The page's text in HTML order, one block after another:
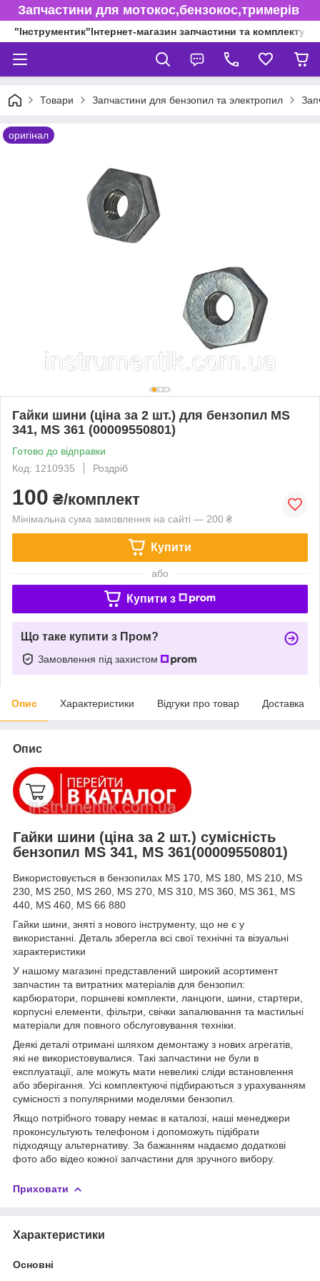
Запчастини для мотокос,бензокос,тримерів
"Інструментик"Інтернет-магазин запчастини та
Товари Запчастини для бензопил та электропил
оригінал
Гайки шини (ціна за 2 шт.) для бензопил MS
341, MS 361 (00009550801)
Готово до відправки
Код: 1210935
Роздріб
100 ₴/комплект
Мінімальна сума замовлення на сайті — 200 ₴
Купити
або
Купити з
Що таке купити з Пром?
Замовлення під захистом
Опис Характеристики Відгуки про товар Доставка
Опис
Гайки шини (ціна за 2 шт.) сумісність
бензопил MS 341, MS 361(00009550801)
Використовується в бензопилах MS 170, MS 180, MS 210, MS
230, MS 250, MS 260, MS 270, MS 310, MS 360, MS 361, MS
440, MS 460, MS 66 880
Гайки шини, зняті з нового інструменту, що не є у
використанні. Деталь зберегла всі свої технічні та візуальні
характеристики
У нашому магазині представлений широкий асортимент
запчастин та витратних матеріалів для бензопил:
карбюратори, поршневі комплекти, ланцюги, шини, стартери,
корпусні елементи, фільтри, свічки запалювання та мастильні
матеріали для повного обслуговування техніки.
Деякі деталі отримані шляхом демонтажу з нових агрегатів,
які не використовувалися. Такі запчастини не були в
експлуатації, але можуть мати невеликі сліди встановлення
або зберігання. Усі комплектуючі підбираються з урахуванням
сумісності з популярними моделями бензопил.
Якщо потрібного товару немає в каталозі, наші менеджери
проконсультують телефоном і допоможуть підібрати
підходящу альтернативу. За бажанням надаємо додаткові
фото або відео кожної запчастини для зручного вибору.
Приховати
Характеристики
Основні